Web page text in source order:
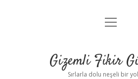
Anasayfa
Yasal Uyarı
menüyü
Gizemli Fikir
Sırlarla dolu neşeli bir